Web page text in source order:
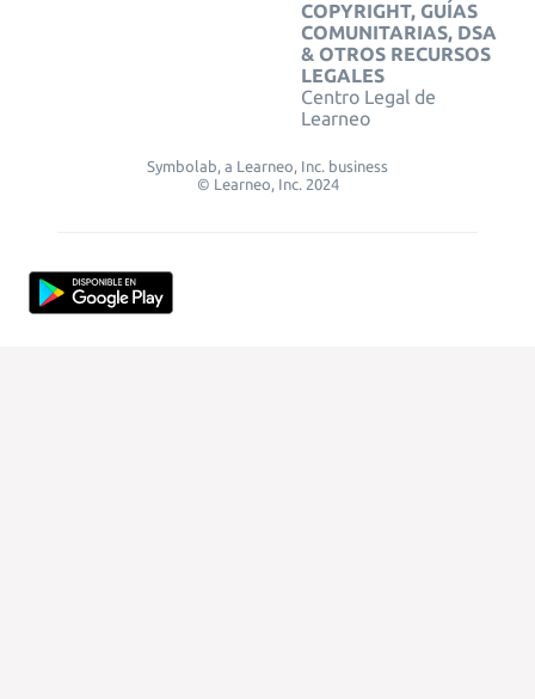
COPYRIGHT, GUÍAS
COMUNITARIAS, DSA
& OTROS RECURSOS
LEGALES
Centro Legal de
Learneo
Symbolab, a Learneo, Inc. business
© Learneo, Inc. 2024